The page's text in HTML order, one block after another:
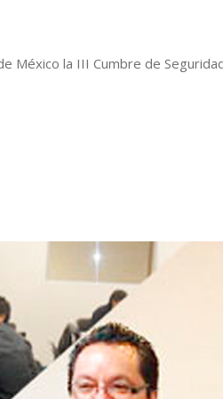
México la III Cumbre de